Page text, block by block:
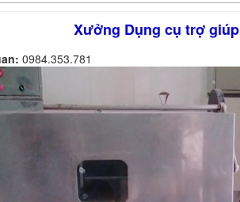
Xưởng Dụng cụ trợ giúp
0984.353.781